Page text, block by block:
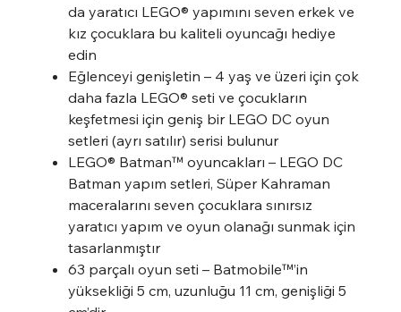
da yaratıcı LEGO® yapımını seven erkek ve
kız çocuklara bu kaliteli oyuncağı hediye
edin
Eğlenceyi genişletin – 4 yaş ve üzeri için çok
daha fazla LEGO® seti ve çocukların
keşfetmesi için geniş bir LEGO DC oyun
setleri (ayrı satılır) serisi bulunur
LEGO® Batman™ oyuncakları – LEGO DC
Batman yapım setleri, Süper Kahraman
maceralarını seven çocuklara sınırsız
yaratıcı yapım ve oyun olanağı sunmak için
tasarlanmıştır
63 parçalı oyun seti – Batmobile™’in
yüksekliği 5 cm, uzunluğu 11 cm, genişliği 5